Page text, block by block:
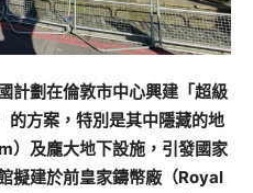
計劃在倫敦市中心興建「超級
的方案，特別是其中隱藏的地
）及龐大地下設施，引發國家
擬建於前皇家鑄幣廠（Royal